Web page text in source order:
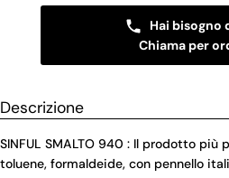
Hai bisogno
Chiama per
Descrizione
SINFUL SMALTO 940 : Il prodotto più
toluene, formaldeide, con pennello